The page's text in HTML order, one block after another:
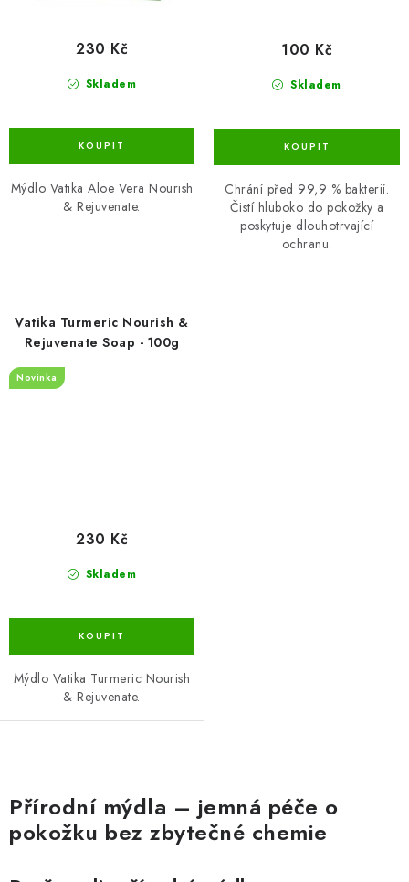
Skladem
230 Kč
Mýdlo Vatika Aloe Vera Nourish
& Rejuvenate.
Skladem
100 Kč
Chrání před 99,9 % bakterií.
Čistí hluboko do pokožky a
poskytuje dlouhotrvající
ochranu.
Vatika Turmeric Nourish &
Rejuvenate Soap - 100g
Novinka
Skladem
230 Kč
Mýdlo Vatika Turmeric Nourish
& Rejuvenate.
v
l
á
Přírodní mýdla – jemná péče o
pokožku bez zbytečné chemie